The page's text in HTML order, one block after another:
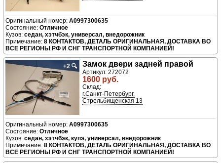
A0997300635
Отличное
седан, хэтчбэк, универсал, внедорожник
8 КОНТАКТОВ, ДЕТАЛЬ ОРИГИНАЛЬНАЯ, ДОСТАВКА ВО
ВСЕ РЕГИОНЫ РФ И СНГ ТРАНСПОРТНОЙ КОМПАНИЕЙ!
+2 🔍 Замок двери задней правой
Артикул: 272072
1600 руб.
Склад:
г.Санкт-Петербург,
Стрельбищенская 13
A0997300635
Отличное
седан, хэтчбэк, купэ, универсал, внедорожник
8 КОНТАКТОВ, ДЕТАЛЬ ОРИГИНАЛЬНАЯ, ДОСТАВКА ВО
ВСЕ РЕГИОНЫ РФ И СНГ ТРАНСПОРТНОЙ КОМПАНИЕЙ!